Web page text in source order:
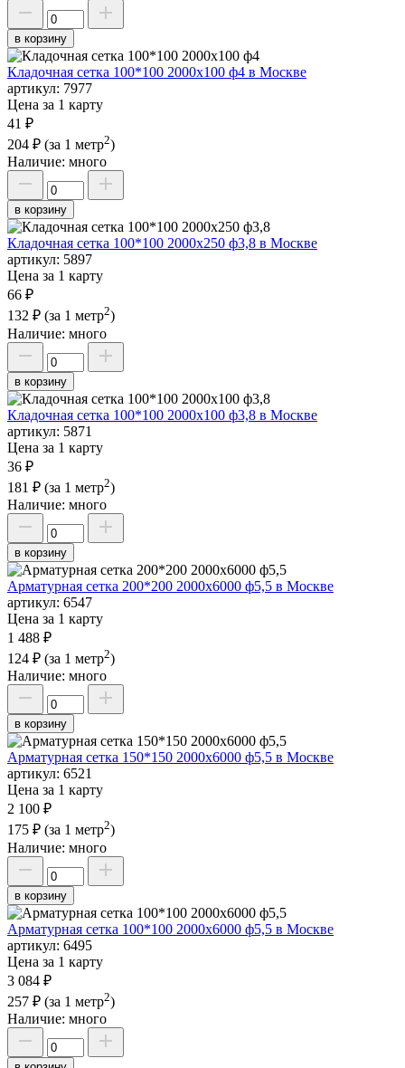
в корзину
Кладочная сетка 100*100 2000х100 ф4 в Москве
артикул: 7977
Цена за 1 карту
41 ₽
204 ₽ (за 1 метр2)
Наличие: много
в корзину
Кладочная сетка 100*100 2000х250 ф3,8 в Москве
артикул: 5897
Цена за 1 карту
66 ₽
132 ₽ (за 1 метр2)
Наличие: много
в корзину
Кладочная сетка 100*100 2000х100 ф3,8 в Москве
артикул: 5871
Цена за 1 карту
36 ₽
181 ₽ (за 1 метр2)
Наличие: много
в корзину
Арматурная сетка 200*200 2000х6000 ф5,5 в Москве
артикул: 6547
Цена за 1 карту
1 488 ₽
124 ₽ (за 1 метр2)
Наличие: много
в корзину
Арматурная сетка 150*150 2000х6000 ф5,5 в Москве
артикул: 6521
Цена за 1 карту
2 100 ₽
175 ₽ (за 1 метр2)
Наличие: много
в корзину
Арматурная сетка 100*100 2000х6000 ф5,5 в Москве
артикул: 6495
Цена за 1 карту
3 084 ₽
257 ₽ (за 1 метр2)
Наличие: много